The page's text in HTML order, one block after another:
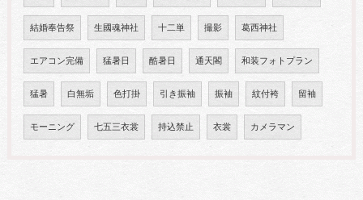
結婚奉告祭 生國魂神社 十二単 撮影 葛西神社
エアコン完備 猛暑日 酷暑日 通天閣 和装フォトプラン
猛暑 白無垢 色打掛 引き振袖 振袖 紋付袴 留袖
モーニング 七五三衣裳 持込禁止 衣裳 カメラマン